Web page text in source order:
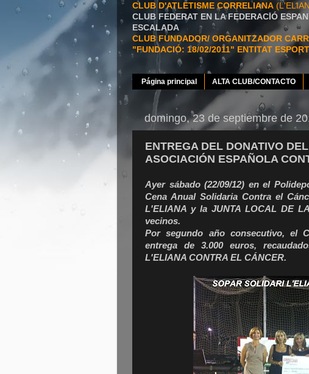
CLUB D'ATLETISME CORRELIANA
CLUB FEDERAT EN LA FEDERACIÓ
ESCALADA
CLUB FUNDADOR/ ORGANITZADOR
"FUNDACIÓ: 18/02/2011" ENTITAT
Página principal ALTA CLUB/CONTACTO
domingo, 23 de septiembre de
ENTREGA DEL DONATIVO
ASOCIACIÓN ESPAÑOLA
Ayer sábado (22/09/12) en el
Cena Anual Solidaria Contra el
L'ELIANA y la JUNTA LOCAL DE
vecinos.
Por segundo año consecutivo, el
entrega de 3.000 euros,
L'ELIANA CONTRA EL CÁNCER.